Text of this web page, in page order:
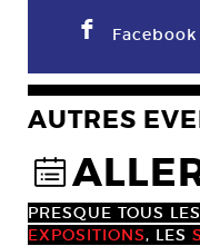
F Facebook
AUTRES
@
PRESQUE TOUS LES
EXPOSITIONS, LES